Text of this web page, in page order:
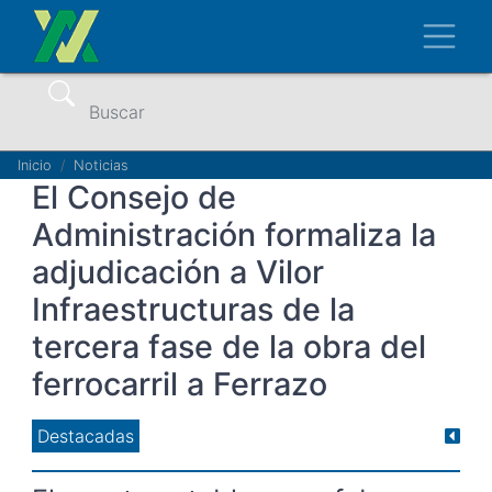
Pasar
contenido
principal
Buscar
Ruta
navegación
Inicio Noticias
El Consejo de
Administración formaliza la
adjudicación a Vilor
Infraestructuras de la
tercera fase de la obra del
ferrocarril a Ferrazo
Destacadas